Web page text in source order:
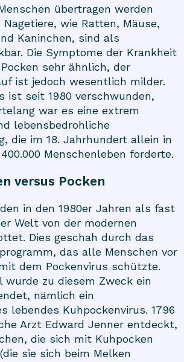
übertragen werden
wie Ratten, Mäuse,
Kaninchen, sind als
Die Symptome der Krankheit
sehr ähnlich, der
ist jedoch wesentlich milder.
ist seit 1980 verschwunden,
war es eine extrem
lebensbedrohliche
die im 18. Jahrhundert allein in
Menschenleben forderte.
versus Pocken
in den 1980er Jahren als fast
Welt von der modernen
Dies geschah durch das
das alle Menschen vor
dem Pockenvirus schützte.
wurde zu diesem Zweck ein
nämlich ein
lebendes Kuhpockenvirus. 1796
Arzt Edward Jenner entdeckt,
die sich mit Kuhpocken
sie sich beim Melken